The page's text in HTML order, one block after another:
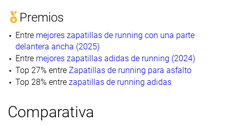
Premios
Entre mejores zapatillas de running con una parte
delantera ancha (2025)
Entre mejores zapatillas adidas de running (2024)
Top 27% entre Zapatillas de running para asfalto
Top 28% entre zapatillas de running adidas
Comparativa